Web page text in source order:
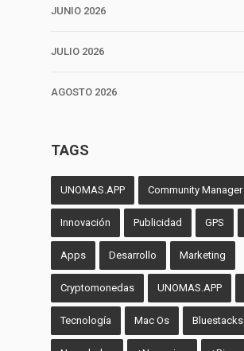
JUNIO 2026
JULIO 2026
AGOSTO 2026
TAGS
UNOMAS.APP Community Manager
Innovación Publicidad GPS
Apps Desarrollo Marketing
Cryptomonedas UNOMAS.APP
Tecnología Mac Os Bluestacks